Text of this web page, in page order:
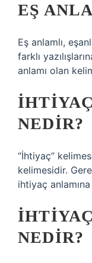
EŞ
Eş anlamlı,
farklı
anlamı olan
NEDIR?
“İhtiyaç”
kelimesidir.
ihtiyaç
NEDIR?